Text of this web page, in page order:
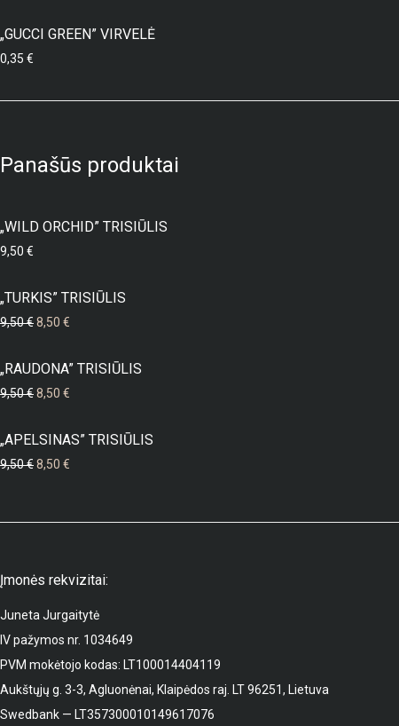
„GUCCI GREEN” VIRVELĖ
0,35 €
Panašūs produktai
„WILD ORCHID” TRISIŪLIS
9,50 €
„TURKIS” TRISIŪLIS
9,50€Original price was: 9,50 €.
8,50 €
„RAUDONA” TRISIŪLIS
9,50€Original price was: 9,50 €.
8,50 €
„APELSINAS” TRISIŪLIS
9,50€Original price was: 9,50 €.
8,50 €
Įmonės rekvizitai:
Juneta Jurgaitytė
IV pažymos nr. 1034649
PVM mokėtojo kodas: LT100014404119
Aukštųjų g. 3-3, Agluonėnai, Klaipėdos raj. LT 96251, Lietuva
Swedbank — LT357300010149617076